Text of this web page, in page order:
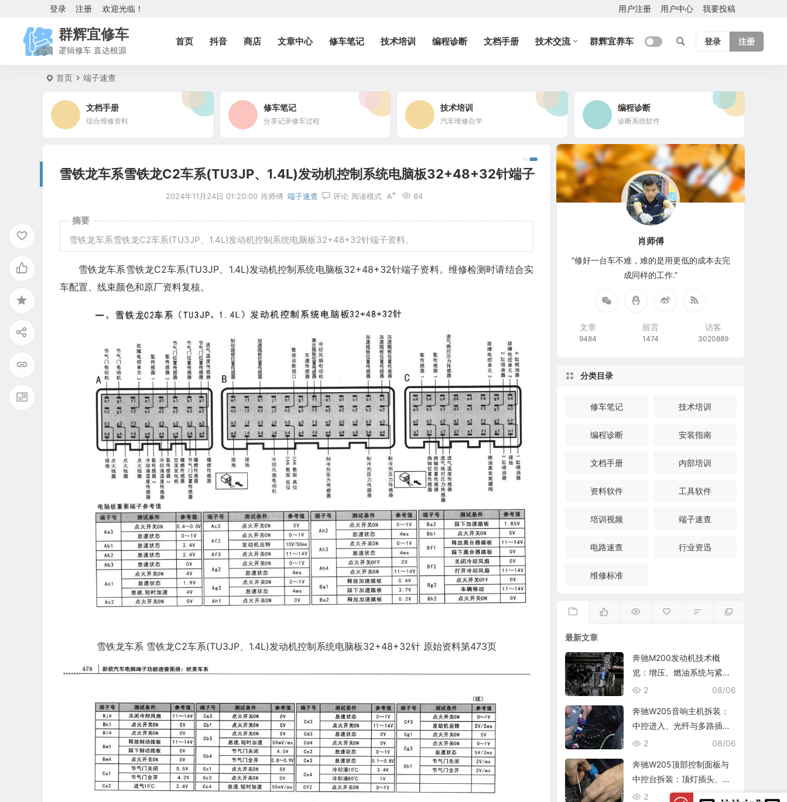
欢迎光临！
登录 注册 用户注册 用户中心 我要投稿
群辉宜修车
逻辑修车 直达根源
首页 抖音 商店 文章中心 修车笔记 技术培训 编程诊断 文档手册 技术交流 群辉宜养车 登录 注册
首页 端子速查
文档手册
综合维修资料
修车笔记
分享记录修车过程
技术培训
汽车维修自学
编程诊断
诊断系统软件
雪铁龙车系雪铁龙C2车系(TU3JP、1.4L)发动机控制系统电脑板32+48+32针端子
2024年11月24日 01:20:00 肖师傅 端子速查 评论 84
阅读模式
摘要
雪铁龙车系雪铁龙C2车系(TU3JP、1.4L)发动机控制系统电脑板32+48+32针端子资料。
雪铁龙车系雪铁龙C2车系(TU3JP、1.4L)发动机控制系统电脑板32+48+32针端子资料。维修检测时请结合实
车配置、线束颜色和原厂资料复核。
雪铁龙车系 雪铁龙C2车系(TU3JP、1.4L)发动机控制系统电脑板32+48+32针 原始资料第473页
肖师傅
“修好一台车不难，难的是用更低的成本去完
成同样的工作.”
文章
9484
留言
1474
访客
3020889
分类目录
修车笔记 技术培训
编程诊断 安装指南
文档手册 内部培训
资料软件 工具软件
培训视频 端子速查
电路速查 行业资迅
维修标准
最新文章
奔驰M200发动机技术概
览：增压、燃油系统与紧凑
型布置
08/06
2
奔驰W205音响主机拆装：
中控进入、光纤与多路插头
释放
08/06
2
奔驰W205顶部控制面板与
中控台拆装：顶灯插头、控
制器和线束
08/06
2